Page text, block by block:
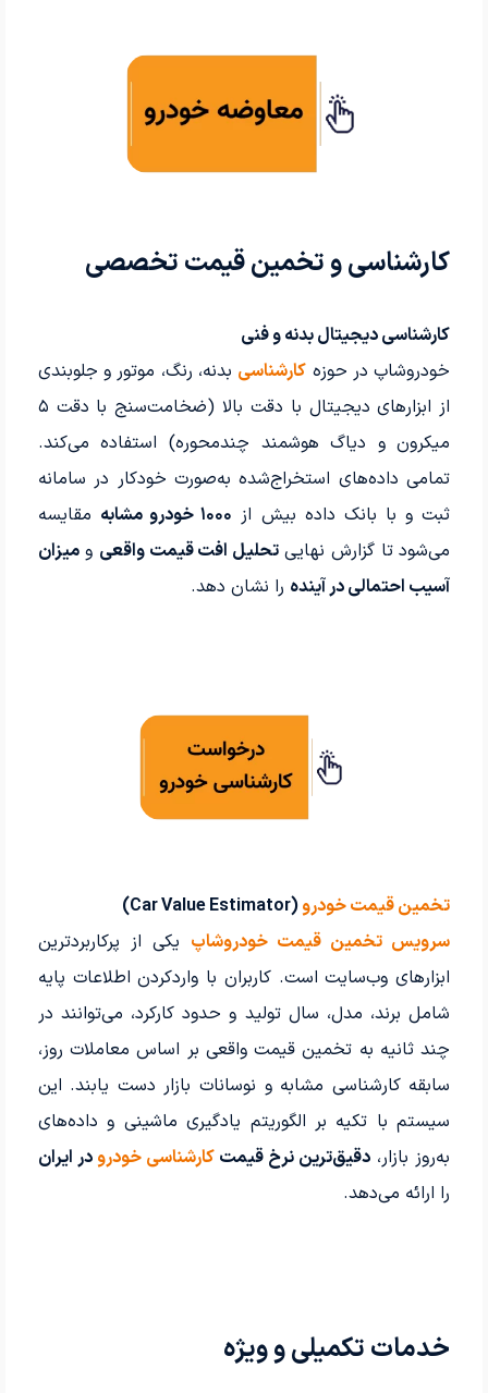
کارشناسی و تخمین قیمت تخصصی
کارشناسی دیجیتال بدنه و فنی
خودروشاپ در حوزه کارشناسی بدنه، رنگ، موتور و جلوبندی
از ابزارهای دیجیتال با دقت بالا (ضخامت‌سنج با دقت ۵
میکرون و دیاگ هوشمند چندمحوره) استفاده می‌کند.
تمامی داده‌های استخراج‌شده به‌صورت خودکار در سامانه
ثبت و با بانک داده بیش از ۱۰۰۰ خودرو مشابه
مقایسه
می‌شود تا گزارش نهاییتحلیل افت قیمت واقعی ومیزان
آسیب احتمالی در آینده را نشان دهد.
تخمین قیمت خودرو(Car Value Estimator)
سرویس تخمین قیمت خودروشاپ یکی از پرکاربردترین
ابزارهای وب‌سایت است. کاربران با واردکردن اطلاعات پایه
شامل برند، مدل، سال تولید و حدود کارکرد، می‌توانند در
چند ثانیه به تخمین قیمت واقعی بر اساس معاملات روز،
سابقه کارشناسی مشابه و نوسانات بازار دست یابند. این
سیستم با تکیه بر الگوریتم یادگیری ماشینی و داده‌های
به‌روز بازار، دقیق‌ترین نرخ قیمتکارشناسی خودرو در ایران
را ارائه می‌دهد.
خدمات تکمیلی و ویژه